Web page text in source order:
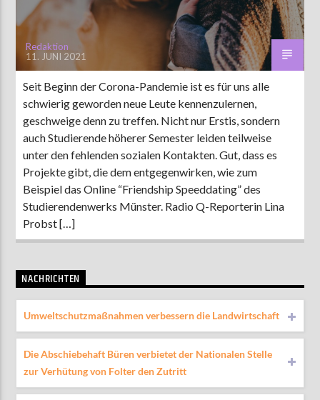
AKTUELLE SENDUNG
COFFEESHOP
09:00
ZU HÖREN IN Münster 90,9 MHz Steinfurt103,9 MHz
Redaktion
11. JUNI 2021
Seit Beginn der Corona-Pandemie ist es für uns alle
schwierig geworden neue Leute kennenzulernen,
geschweige denn zu treffen. Nicht nur Erstis, sondern
auch Studierende höherer Semester leiden teilweise
unter den fehlenden sozialen Kontakten. Gut, dass es
Projekte gibt, die dem entgegenwirken, wie zum
Beispiel das Online “Friendship Speeddating” des
Studierendenwerks Münster. Radio Q-Reporterin Lina
Probst […]
NACHRICHTEN
Umweltschutzmaßnahmen verbessern die Landwirtschaft
Die Abschiebehaft Büren verbietet der Nationalen Stelle
zur Verhütung von Folter den Zutritt